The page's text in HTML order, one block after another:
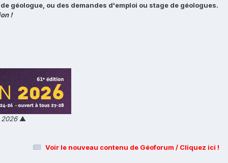
géologue, ou des demandes d'emploi ou stage de géologues.
!
▲
Voir le nouveau contenu de Géoforum / Cliquez ici !